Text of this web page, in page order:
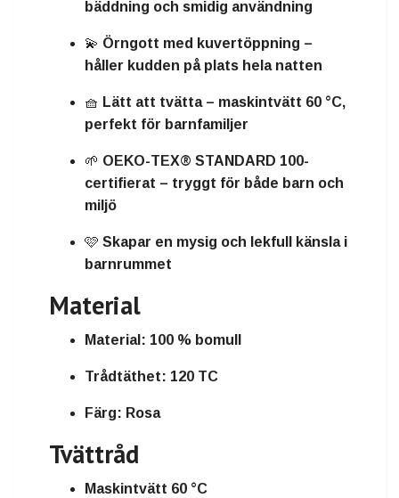
bäddning och smidig användning
💫 Örngott med kuvertöppning –
håller kudden på plats hela natten
🧺 Lätt att tvätta– maskintvätt 60 °C,
perfekt för barnfamiljer
🌱 OEKO-TEX® STANDARD 100-
certifierat – tryggt för både barn och
miljö
🩷 Skapar en mysig och lekfull känsla i
barnrummet
Material
Material: 100 % bomull
Trådtäthet: 120 TC
Färg: Rosa
Tvättråd
Maskintvätt 60 °C